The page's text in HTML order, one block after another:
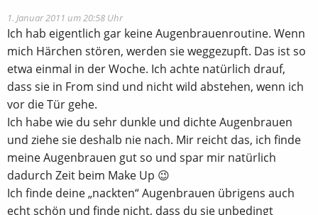
1. Januar 2011 um 20:58 Uhr
Ich hab eigentlich gar keine Augenbrauenroutine. Wenn
mich Härchen stören, werden sie weggezupft. Das ist so
etwa einmal in der Woche. Ich achte natürlich drauf,
dass sie in From sind und nicht wild abstehen, wenn ich
vor die Tür gehe.
Ich habe wie du sehr dunkle und dichte Augenbrauen
und ziehe sie deshalb nie nach. Mir reicht das, ich finde
meine Augenbrauen gut so und spar mir natürlich
dadurch Zeit beim Make Up 😉
Ich finde deine „nackten“ Augenbrauen übrigens auch
echt schön und finde nicht, dass du sie unbedingt